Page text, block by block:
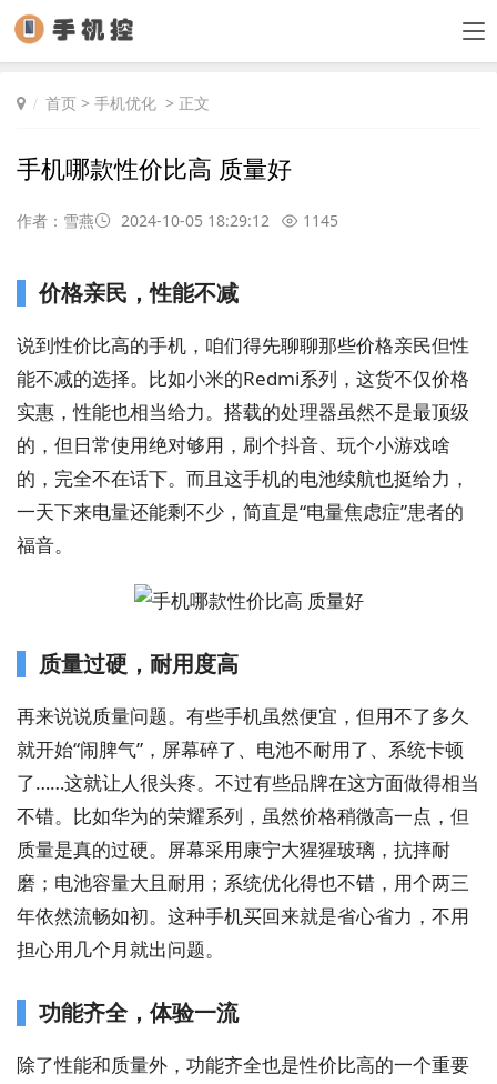
首页 > 手机优化 > 正文
手机哪款性价比高 质量好
作者：雪燕 2024-10-05 18:29:12 1145
价格亲民，性能不减
说到性价比高的手机，咱们得先聊聊那些价格亲民但性
能不减的选择。比如小米的Redmi系列，这货不仅价格
实惠，性能也相当给力。搭载的处理器虽然不是最顶级
的，但日常使用绝对够用，刷个抖音、玩个小游戏啥
的，完全不在话下。而且这手机的电池续航也挺给力，
一天下来电量还能剩不少，简直是“电量焦虑症”患者的
福音。
质量过硬，耐用度高
再来说说质量问题。有些手机虽然便宜，但用不了多久
就开始“闹脾气”，屏幕碎了、电池不耐用了、系统卡顿
了……这就让人很头疼。不过有些品牌在这方面做得相当
不错。比如华为的荣耀系列，虽然价格稍微高一点，但
质量是真的过硬。屏幕采用康宁大猩猩玻璃，抗摔耐
磨；电池容量大且耐用；系统优化得也不错，用个两三
年依然流畅如初。这种手机买回来就是省心省力，不用
担心用几个月就出问题。
功能齐全，体验一流
除了性能和质量外，功能齐全也是性价比高的一个重要